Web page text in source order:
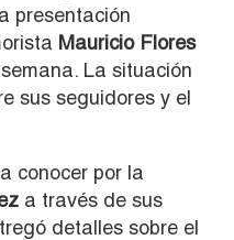
presentación
Mauricio Flores
La situación
sus seguidores y el
conocer por la
a través de sus
detalles sobre el